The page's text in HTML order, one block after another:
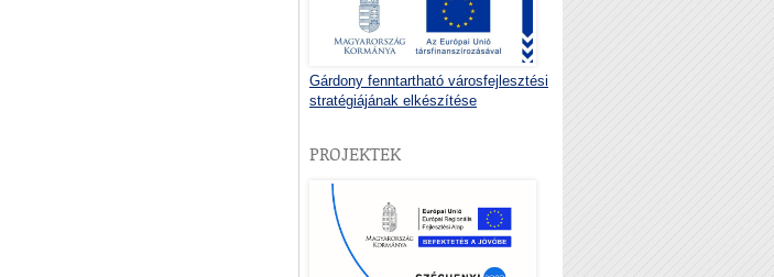
Gárdony fenntartható városfejlesztési
stratégiájának elkészítése
PROJEKTEK